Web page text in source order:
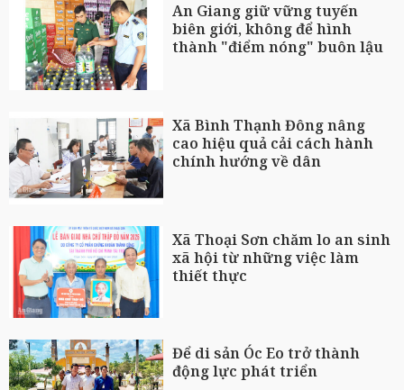
An Giang giữ vững tuyến
biên giới, không để hình
thành "điểm nóng" buôn lậu
Xã Bình Thạnh Đông nâng
cao hiệu quả cải cách hành
chính hướng về dân
Xã Thoại Sơn chăm lo an sinh
xã hội từ những việc làm
thiết thực
Để di sản Óc Eo trở thành
động lực phát triển